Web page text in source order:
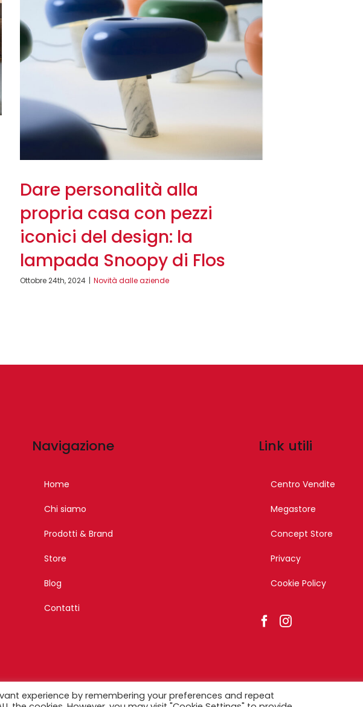
Dare personalità alla
propria casa con pezzi
iconici del design: la
lampada Snoopy di Flos
Ottobre 24th, 2024 | Novità dalle aziende
Navigazione
Home
Chi siamo
Prodotti & Brand
Store
Blog
Contatti
Link utili
Centro Vendite
Megastore
Concept Store
Privacy
Cookie Policy
experience by remembering your preferences and repeat